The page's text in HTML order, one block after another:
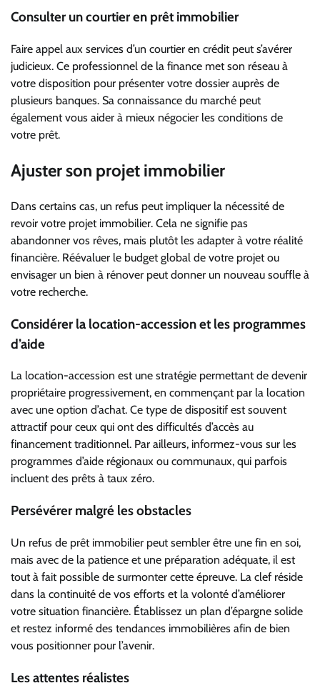
Consulter un courtier en prêt immobilier
Faire appel aux services d’un courtier en crédit peut s’avérer
judicieux. Ce professionnel de la finance met son réseau à
votre disposition pour présenter votre dossier auprès de
plusieurs banques. Sa connaissance du marché peut
également vous aider à mieux négocier les conditions de
votre prêt.
Ajuster son projet immobilier
Dans certains cas, un refus peut impliquer la nécessité de
revoir votre projet immobilier. Cela ne signifie pas
abandonner vos rêves, mais plutôt les adapter à votre réalité
financière. Réévaluer le budget global de votre projet ou
envisager un bien à rénover peut donner un nouveau souffle à
votre recherche.
Considérer la location-accession et les programmes
d’aide
La location-accession est une stratégie permettant de devenir
propriétaire progressivement, en commençant par la location
avec une option d’achat. Ce type de dispositif est souvent
attractif pour ceux qui ont des difficultés d’accès au
financement traditionnel. Par ailleurs, informez-vous sur les
programmes d’aide régionaux ou communaux, qui parfois
incluent des prêts à taux zéro.
Persévérer malgré les obstacles
Un refus de prêt immobilier peut sembler être une fin en soi,
mais avec de la patience et une préparation adéquate, il est
tout à fait possible de surmonter cette épreuve. La clef réside
dans la continuité de vos efforts et la volonté d’améliorer
votre situation financière. Établissez un plan d’épargne solide
et restez informé des tendances immobilières afin de bien
vous positionner pour l’avenir.
Les attentes réalistes